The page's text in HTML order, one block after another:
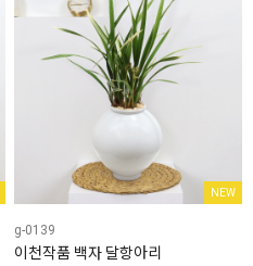
NEW
g-0139
이천작품 백자 달항아리